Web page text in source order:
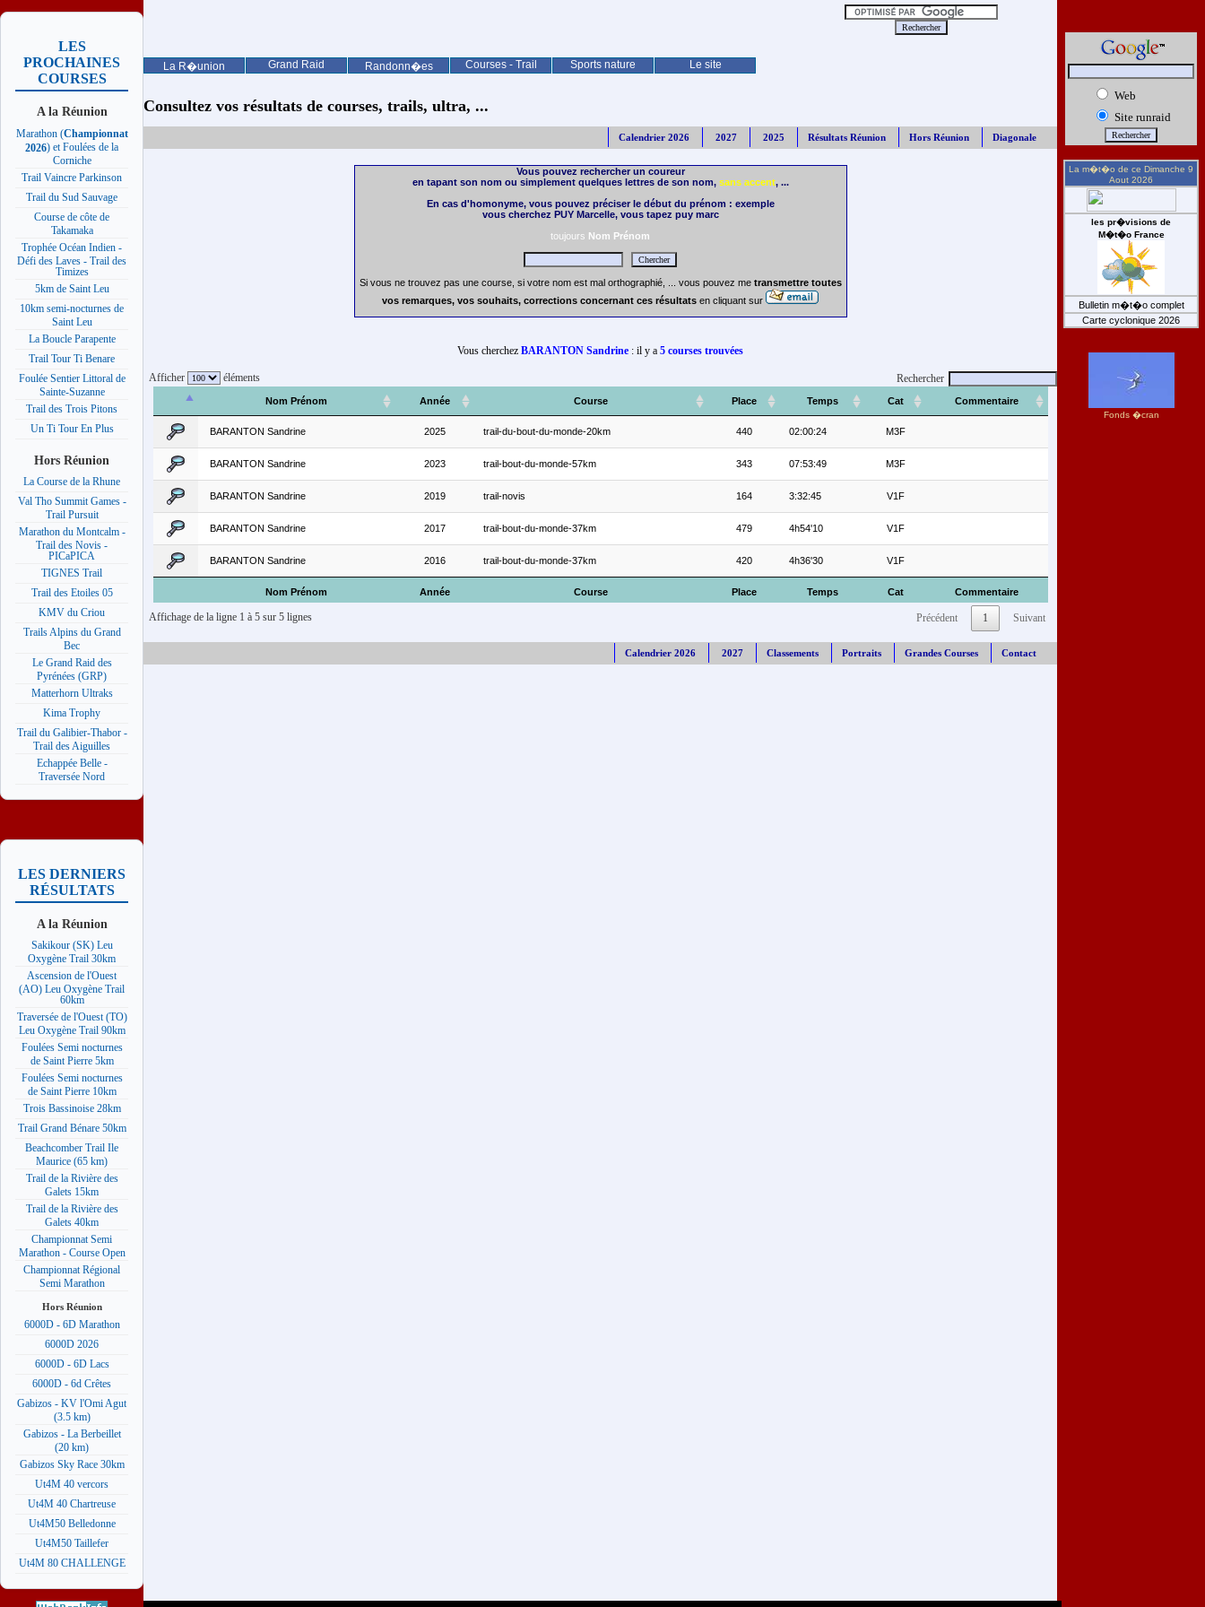
La R�union Grand Raid Randonn�es Courses - Trail Sports nature Le site
LES
PROCHAINES
COURSES
A la Réunion
Marathon (Championnat
2026) et Foulées de la
Corniche
Trail Vaincre Parkinson
Trail du Sud Sauvage
Course de côte de
Takamaka
Trophée Océan Indien -
Défi des Laves - Trail des
Timizes
5km de Saint Leu
10km semi-nocturnes de
Saint Leu
La Boucle Parapente
Trail Tour Ti Benare
Foulée Sentier Littoral de
Sainte-Suzanne
Trail des Trois Pitons
Un Ti Tour En Plus
Hors Réunion
La Course de la Rhune
Val Tho Summit Games -
Trail Pursuit
Marathon du Montcalm -
Trail des Novis -
PICaPICA
TIGNES Trail
Trail des Etoiles 05
KMV du Criou
Trails Alpins du Grand
Bec
Le Grand Raid des
Pyrénées (GRP)
Matterhorn Ultraks
Kima Trophy
Trail du Galibier-Thabor -
Trail des Aiguilles
Echappée Belle -
Traversée Nord
LES DERNIERS
RÉSULTATS
A la Réunion
Sakikour (SK) Leu
Oxygène Trail 30km
Ascension de l'Ouest
(AO) Leu Oxygène Trail
60km
Traversée de l'Ouest (TO)
Leu Oxygène Trail 90km
Foulées Semi nocturnes
de Saint Pierre 5km
Foulées Semi nocturnes
de Saint Pierre 10km
Trois Bassinoise 28km
Trail Grand Bénare 50km
Beachcomber Trail Ile
Maurice (65 km)
Trail de la Rivière des
Galets 15km
Trail de la Rivière des
Galets 40km
Championnat Semi
Marathon - Course Open
Championnat Régional
Semi Marathon
Hors Réunion
6000D - 6D Marathon
6000D 2026
6000D - 6D Lacs
6000D - 6d Crêtes
Gabizos - KV l'Omi Agut
(3.5 km)
Gabizos - La Berbeillet
(20 km)
Gabizos Sky Race 30km
Ut4M 40 vercors
Ut4M 40 Chartreuse
Ut4M50 Belledonne
Ut4M50 Taillefer
Ut4M 80 CHALLENGE
Consultez vos résultats de courses, trails, ultra, ...
Calendrier 2026 2027 2025 Résultats Réunion Hors Réunion Diagonale
Vous pouvez rechercher un coureur
en tapant son nom ou simplement quelques lettres de son nom, sans accent, ...
En cas d'homonyme, vous pouvez préciser le début du prénom : exemple
vous cherchez PUY Marcelle, vous tapez puy marc
toujours Nom Prénom
Si vous ne trouvez pas une course, si votre nom est mal orthographié, ... vous pouvez me transmettre toutes
vos remarques, vos souhaits, corrections concernant ces résultats en cliquant sur
Vous cherchez BARANTON Sandrine : il y a 5 courses trouvées
Afficher éléments Rechercher
Nom Prénom Année Course Place Temps Cat Commentaire
Nom Prénom Année Course Place Temps Cat Commentaire
BARANTON Sandrine 2025 trail-du-bout-du-monde-20km 440 02:00:24 M3F
BARANTON Sandrine 2023 trail-bout-du-monde-57km 343 07:53:49 M3F
BARANTON Sandrine 2019 trail-novis 164 3:32:45 V1F
BARANTON Sandrine 2017 trail-bout-du-monde-37km 479 4h54'10 V1F
BARANTON Sandrine 2016 trail-bout-du-monde-37km 420 4h36'30 V1F
Affichage de la ligne 1 à 5 sur 5 lignes Précédent 1 Suivant
Calendrier 2026 2027 Classements Portraits Grandes Courses Contact
Web
Site runraid
La m�t�o de ce Dimanche 9
Aout 2026
les pr�visions de
M�t�o France
Bulletin m�t�o complet
Carte cyclonique 2026
Fonds �cran